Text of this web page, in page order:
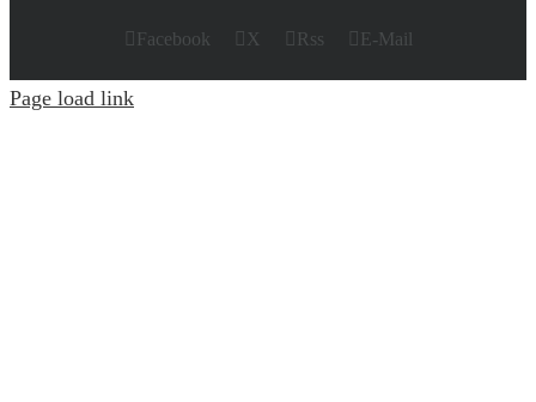
Facebook X Rss E-Mail
Page load link